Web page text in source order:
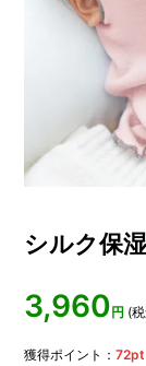
シルク保
3,960円 (
獲得ポイント：72pt